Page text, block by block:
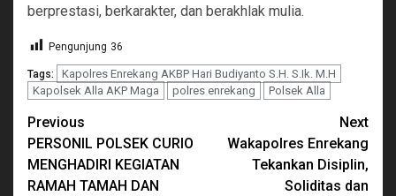
berprestasi, berkarakter, dan berakhlak mulia.
Pengunjung 36
Tags:
Kapolres Enrekang AKBP Hari Budiyanto S.H. S.Ik. M.H
Kapolsek Alla AKP Maga
polres enrekang Polsek Alla
Continue
Reading
Previous
PERSONIL POLSEK CURIO
MENGHADIRI KEGIATAN
RAMAH TAMAH DAN
Next
Wakapolres Enrekang
Tekankan Disiplin,
Soliditas dan